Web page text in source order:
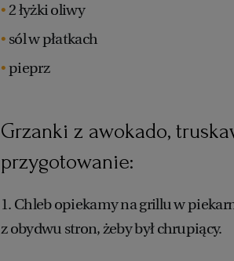
2 łyżki oliwy
sól w płatkach
pieprz
Grzanki z awokado,
przygotowanie:
1. Chleb opiekamy na grillu w
z obydwu stron, żeby był chrupiący.